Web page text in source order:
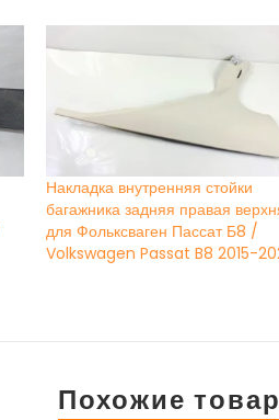
Накладка внутренняя стойки
багажника задняя правая
для Фольксваген Пассат Б8 /
Volkswagen Passat B8 2015-
Похожие